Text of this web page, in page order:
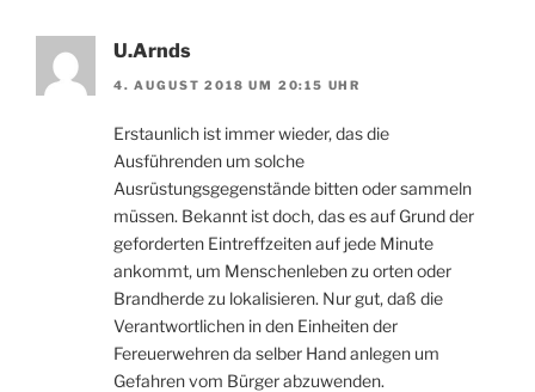
U.Arnds
4. AUGUST 2018 UM 20:15 UHR
Erstaunlich ist immer wieder, das die
Ausführenden um solche
Ausrüstungsgegenstände bitten oder sammeln
müssen. Bekannt ist doch, das es auf Grund der
geforderten Eintreffzeiten auf jede Minute
ankommt, um Menschenleben zu orten oder
Brandherde zu lokalisieren. Nur gut, daß die
Verantwortlichen in den Einheiten der
Fereuerwehren da selber Hand anlegen um
Gefahren vom Bürger abzuwenden.